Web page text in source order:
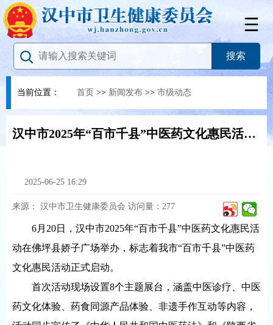
当前位置： 首页 >> 新闻发布 >> 市级动态
汉中市2025年“百市千县”中医药文化惠民活动正式启动
2025-06-25 16:29
来源： 汉中市卫生健康委员会 访问量： 277
6月20日，汉中市2025年“百市千县”中医药文化惠民活
动在佛坪县娇子广场举办，标志着我市“百市千县”中医药
文化惠民活动正式启动。
首次活动现场设置8个主题展台，涵盖中医诊疗、中医
药文化体验、药食同源产品体验、非遗手作互动等内容，